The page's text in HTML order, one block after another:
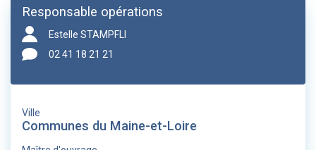
Responsable opérations
Estelle STAMPFLI
02 41 18 21 21
Ville
Communes du Maine-et-Loire